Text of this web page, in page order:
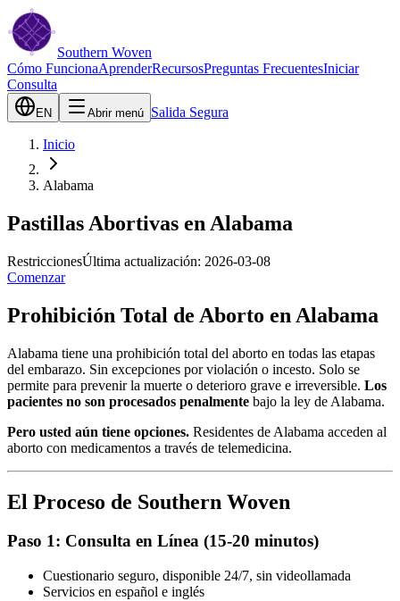
Southern Woven
Cómo FuncionaAprenderRecursosPreguntas FrecuentesIniciar
Consulta
EN Abrir menú Salida Segura
Inicio
Alabama
Pastillas Abortivas en Alabama
RestriccionesÚltima actualización: 2026-03-08
Comenzar
Prohibición Total de Aborto en Alabama
Alabama tiene una prohibición total del aborto en todas las etapas
del embarazo. Sin excepciones por violación o incesto. Solo se
permite para prevenir la muerte o deterioro grave e irreversible. Los
pacientes no son procesados penalmente bajo la ley de Alabama.
Pero usted aún tiene opciones. Residentes de Alabama acceden al
aborto con medicamentos a través de telemedicina.
El Proceso de Southern Woven
Paso 1: Consulta en Línea (15-20 minutos)
Cuestionario seguro, disponible 24/7, sin videollamada
Servicios en español e inglés